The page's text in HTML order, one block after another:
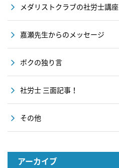
メダリストクラブの社労士講座
嘉瀬先生からのメッセージ
ボクの独り言
社労士 三面記事！
その他
アーカイブ